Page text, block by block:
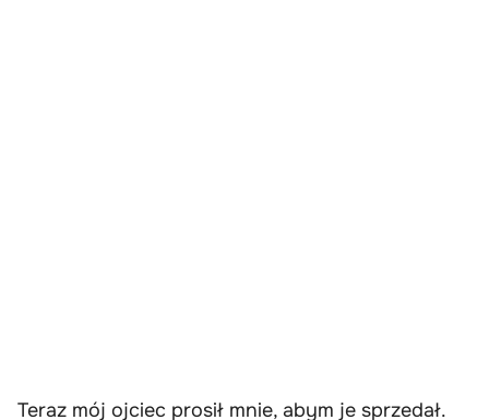
Teraz mój ojciec prosił mnie, abym je sprzedał.